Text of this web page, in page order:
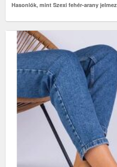
Hasonlók, mint Szexi fehér-arany jelmez